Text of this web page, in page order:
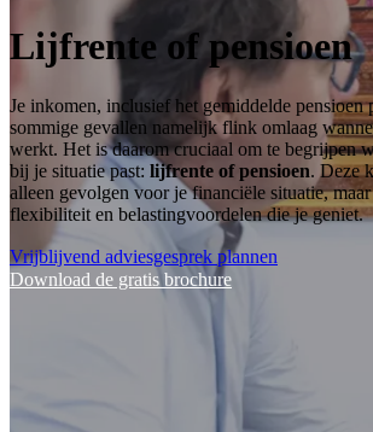
Lijfrente of pensioen
Je inkomen, inclusief het gemiddelde pensioen
sommige gevallen namelijk flink omlaag
werkt. Het is daarom cruciaal om te begrijpen
bij je situatie past: lijfrente of pensioen. Deze
alleen gevolgen voor je financiële situatie,
flexibiliteit en belastingvoordelen die je geniet.
Vrijblijvend adviesgesprek plannen
Download de gratis brochure